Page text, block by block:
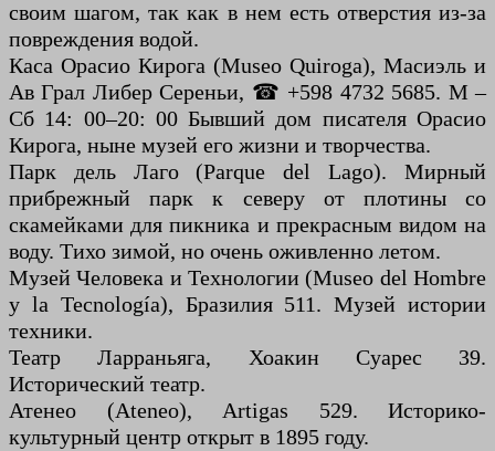
своим шагом, так как в нем есть отверстия из-за
повреждения водой.
Каса Орасио Кирога (Museo Quiroga), Масиэль и
Ав Грал Либер Сереньи, ☎ +598 4732 5685. М –
Сб 14: 00–20: 00 Бывший дом писателя Орасио
Кирога, ныне музей его жизни и творчества.
Парк дель Лаго (Parque del Lago). Мирный
прибрежный парк к северу от плотины со
скамейками для пикника и прекрасным видом на
воду. Тихо зимой, но очень оживленно летом.
Музей Человека и Технологии (Museo del Hombre
y la Tecnología), Бразилия 511. Музей истории
техники.
Театр Ларраньяга, Хоакин Суарес 39.
Исторический театр.
Атенео (Ateneo), Artigas 529. Историко-
культурный центр открыт в 1895 году.